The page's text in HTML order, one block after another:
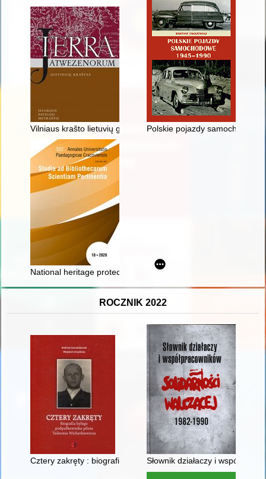
Vilniaus krašto lietuvių gyvenimas pagal 1935-1938 m.
Polskie pojazdy samochodowe
National heritage protection programs
ROCZNIK 2022
Cztery zakręty : biografia byłego podpułkownika pilota
Słownik działaczy i